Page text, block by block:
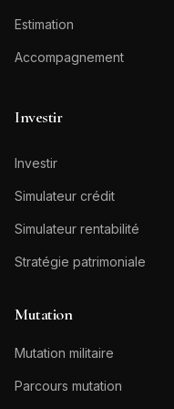
Estimation
Accompagnement
Investir
Investir
Simulateur crédit
Simulateur rentabilité
Stratégie patrimoniale
Mutation
Mutation militaire
Parcours mutation